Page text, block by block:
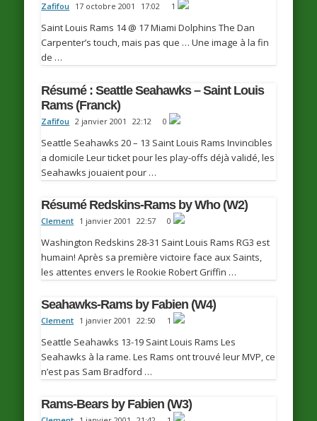
Zafifou 17 octobre 2001 17:02 1
Saint Louis Rams 14 @ 17 Miami Dolphins The Dan
Carpenter’s touch, mais pas que … Une image à la fin
de …
Résumé : Seattle Seahawks – Saint Louis
Rams (Franck)
Zafifou 2 janvier 2001 22:12 0
Seattle Seahawks 20 – 13 Saint Louis Rams Invincibles
a domicile Leur ticket pour les play-offs déjà validé, les
Seahawks jouaient pour …
Résumé Redskins-Rams by Who (W2)
Clement 1 janvier 2001 22:57 0
Washington Redskins 28-31 Saint Louis Rams RG3 est
humain! Après sa première victoire face aux Saints,
les attentes envers le Rookie Robert Griffin …
Seahawks-Rams by Fabien (W4)
Clement 1 janvier 2001 22:50 1
Seattle Seahawks 13-19 Saint Louis Rams Les
Seahawks à la rame. Les Rams ont trouvé leur MVP, ce
n’est pas Sam Bradford …
Rams-Bears by Fabien (W3)